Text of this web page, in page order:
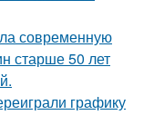
современную
старше 50 лет
графику